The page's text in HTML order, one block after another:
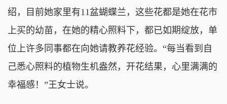
绍，目前她家里有11盆蝴蝶兰，这些花都是她在花市
上买的幼苗，在她的精心照料下，都已如期绽放，单
位上许多同事都在向她请教养花经验。“每当看到自
己悉心照料的植物生机盎然，开花结果，心里满满的
幸福感！”王女士说。